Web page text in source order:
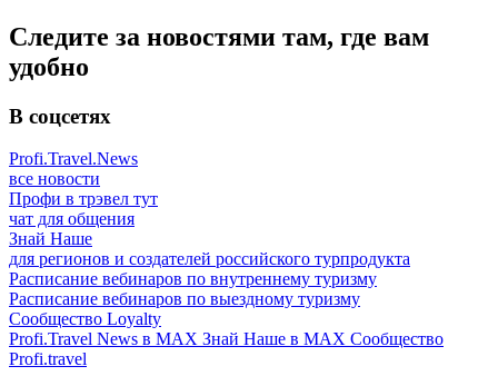
Следите за новостями там, где вам
удобно
В соцсетях
Profi.Travel.News
все новости
Профи в трэвел тут
чат для общения
Знай Наше
для регионов и создателей российского турпродукта
Расписание вебинаров по внутреннему туризму
Расписание вебинаров по выездному туризму
Сообщество Loyalty
Profi.Travel News в MAX Знай Наше в MAX Сообщество
Profi.travel